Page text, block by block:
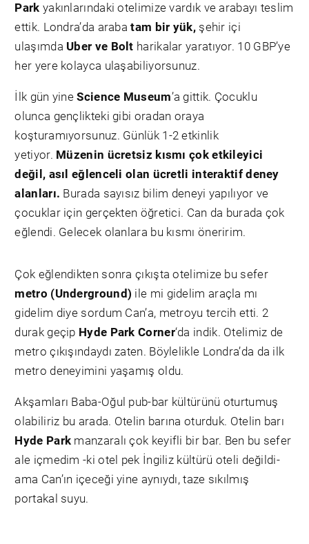
Park yakınlarındaki otelimize vardık ve arabayı teslim
ettik. Londra’da arabatam bir yük,şehir içi
ulaşımda Uber ve Bolt harikalar yaratıyor. 10 GBP’ye
her yere kolayca ulaşabiliyorsunuz.
İlk gün yineScience Museum’a gittik. Çocuklu
olunca gençlikteki gibi oradan oraya
koşturamıyorsunuz. Günlük 1-2 etkinlik
yetiyor. Müzenin ücretsiz kısmı çok etkileyici
değil, asıl eğlenceli olan ücretli interaktif deney
alanları. Burada sayısız bilim deneyi yapılıyor ve
çocuklar için gerçekten öğretici. Can da burada çok
eğlendi. Gelecek olanlara bu kısmı öneririm.
Çok eğlendikten sonra çıkışta otelimize bu sefer
metro (Underground) ile mi gidelim araçla mı
gidelim diye sordum Can’a, metroyu tercih etti. 2
durak geçip Hyde Park Corner‘da indik. Otelimiz de
metro çıkışındaydı zaten. Böylelikle Londra’da da ilk
metro deneyimini yaşamış oldu.
Akşamları Baba-Oğul pub-bar kültürünü oturtumuş
olabiliriz bu arada. Otelin barına oturduk. Otelin barı
Hyde Park manzaralı çok keyifli bir bar. Ben bu sefer
ale içmedim -ki otel pek İngiliz kültürü oteli değildi-
ama Can’ın içeceği yine aynıydı, taze sıkılmış
portakal suyu.